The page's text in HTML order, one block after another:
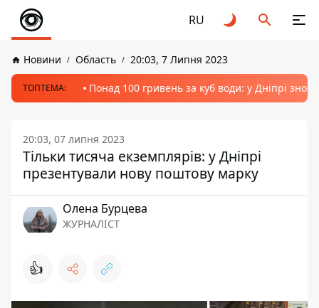
RU
Новини Область 20:03, 7 Липня 2023
ТОПТЕМА: Понад 100 гривень за куб води: у Дніпрі
20:03, 07 липня 2023
Тільки тисяча екземплярів: у Дніпрі
презентували нову поштову марку
Олена Бурцева
ЖУРНАЛІСТ
👍